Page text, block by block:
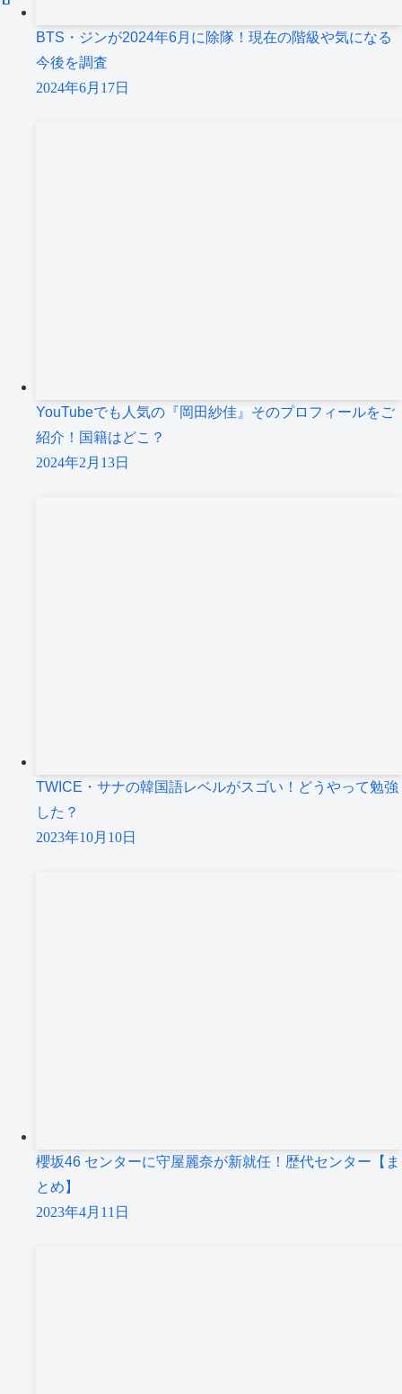
BTS・ジンが2024年6月に除隊！現在の階級や気になる
今後を調査
2024年6月17日
YouTubeでも人気の『岡田紗佳』そのプロフィールをご
紹介！国籍はどこ？
2024年2月13日
TWICE・サナの韓国語レベルがスゴい！どうやって勉強
した？
2023年10月10日
櫻坂46 センターに守屋麗奈が新就任！歴代センター【ま
とめ】
2023年4月11日